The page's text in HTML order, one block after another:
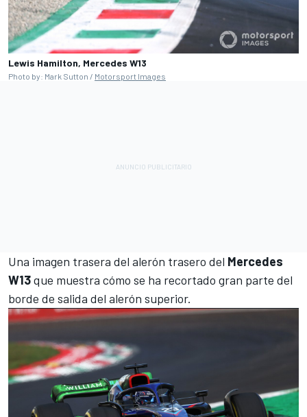
Lewis Hamilton, Mercedes W13
Photo by: Mark Sutton / Motorsport Images
Una imagen trasera del alerón trasero del Mercedes
W13que muestra cómo se ha recortado gran parte del
borde de salida del alerón superior.